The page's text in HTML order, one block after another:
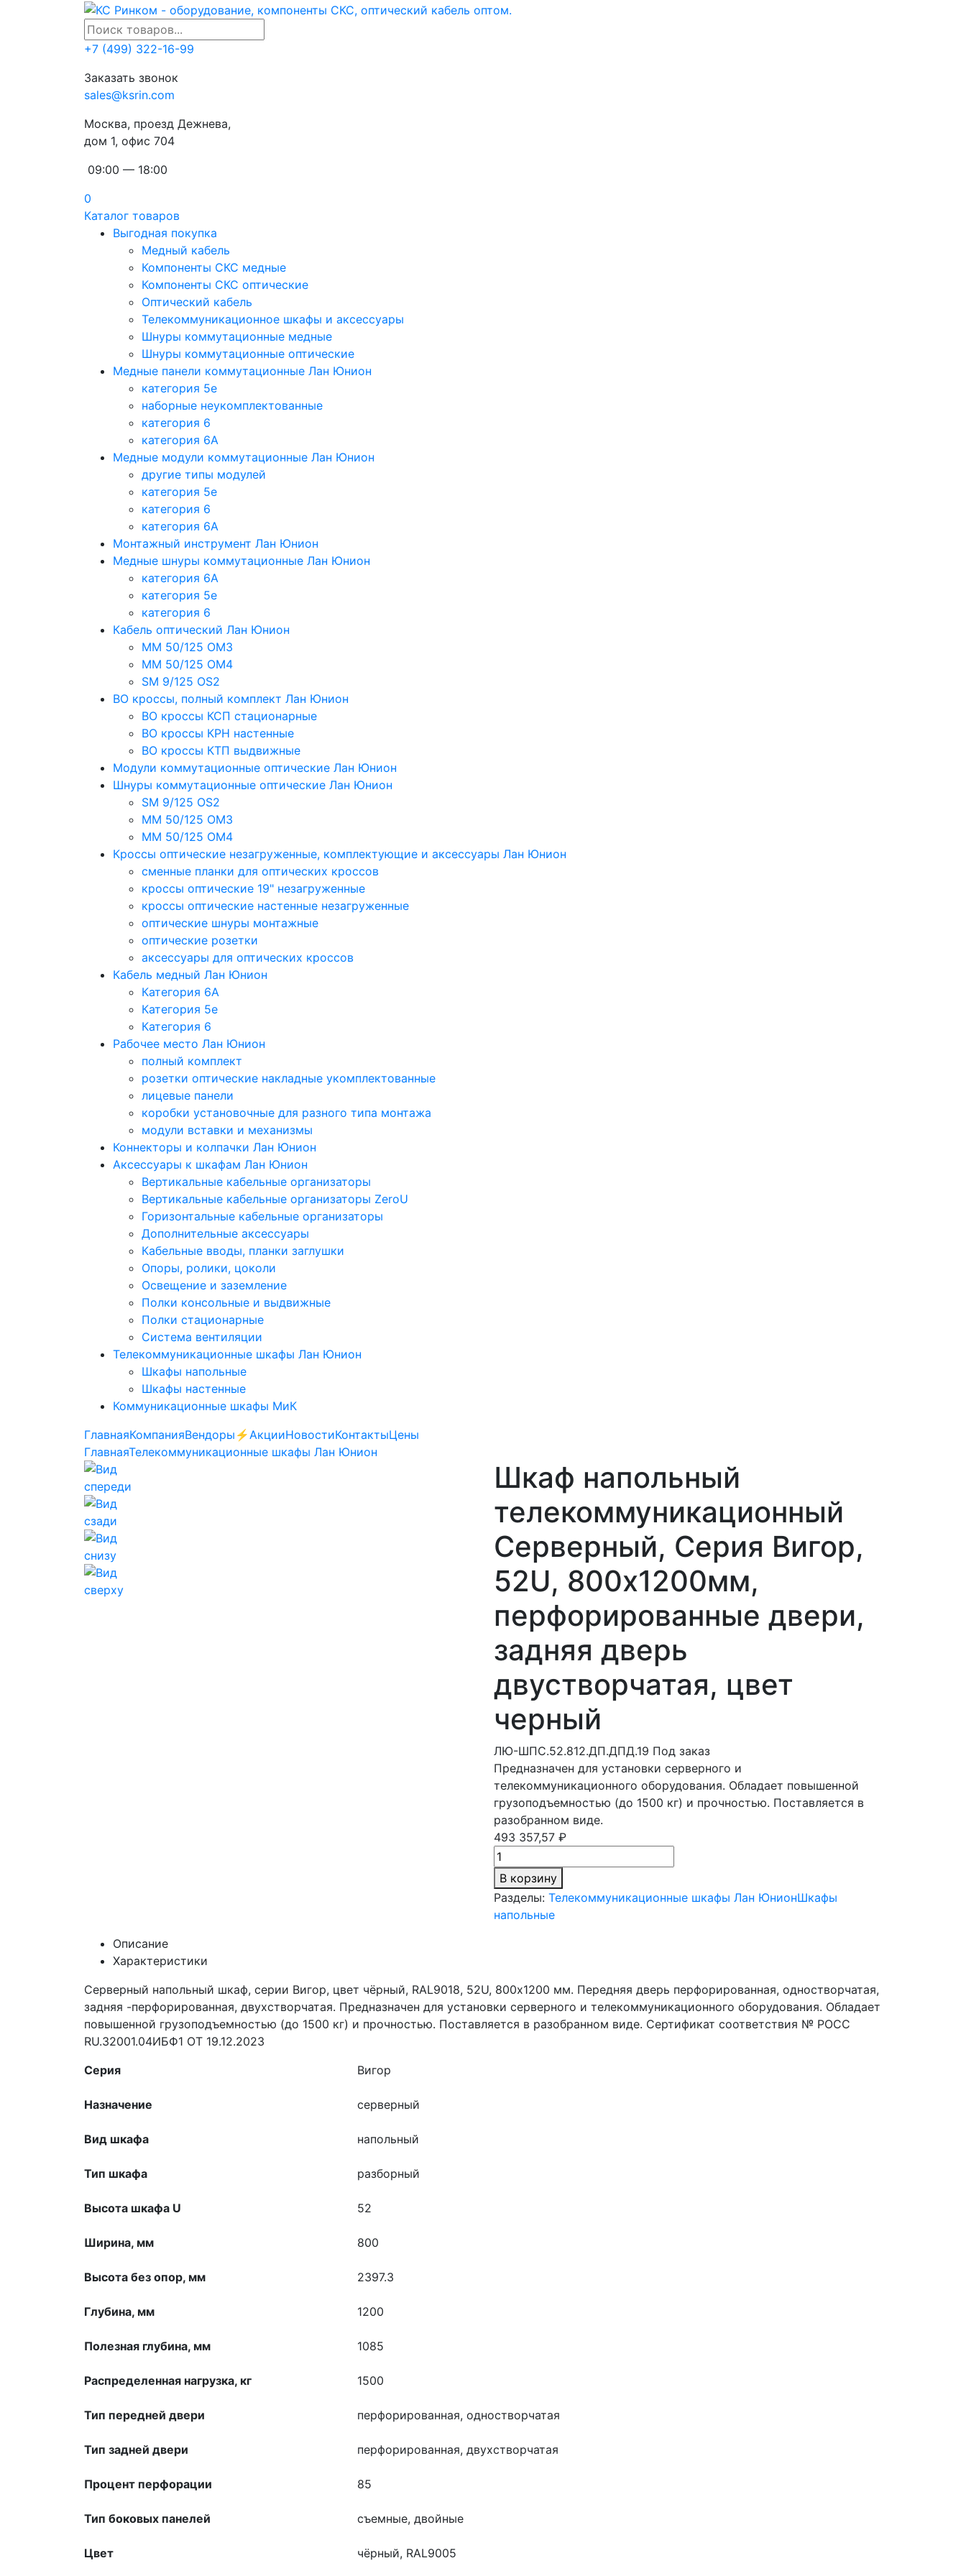
+7 (499) 322-16-99
Заказать звонок
sales@ksrin.com
Москва, проезд Дежнева,
дом 1, офис 704
09:00 — 18:00
0
Каталог товаров
Выгодная покупка
Медный кабель
Компоненты СКС медные
Компоненты СКС оптические
Оптический кабель
Телекоммуникационное шкафы и аксессуары
Шнуры коммутационные медные
Шнуры коммутационные оптические
Медные панели коммутационные Лан Юнион
категория 5e
наборные неукомплектованные
категория 6
категория 6A
Медные модули коммутационные Лан Юнион
другие типы модулей
категория 5е
категория 6
категория 6A
Монтажный инструмент Лан Юнион
Медные шнуры коммутационные Лан Юнион
категория 6A
категория 5e
категория 6
Кабель оптический Лан Юнион
MM 50/125 OM3
MM 50/125 OM4
SM 9/125 OS2
ВО кроссы, полный комплект Лан Юнион
ВО кроссы КСП стационарные
ВО кроссы КРН настенные
ВО кроссы КТП выдвижные
Модули коммутационные оптические Лан Юнион
Шнуры коммутационные оптические Лан Юнион
SM 9/125 OS2
MM 50/125 OM3
MM 50/125 OM4
Кроссы оптические незагруженные, комплектующие и аксессуары Лан Юнион
сменные планки для оптических кроссов
кроссы оптические 19" незагруженные
кроссы оптические настенные незагруженные
оптические шнуры монтажные
оптические розетки
аксессуары для оптических кроссов
Кабель медный Лан Юнион
Категория 6A
Категория 5e
Категория 6
Рабочее место Лан Юнион
полный комплект
розетки оптические накладные укомплектованные
лицевые панели
коробки установочные для разного типа монтажа
модули вставки и механизмы
Коннекторы и колпачки Лан Юнион
Аксессуары к шкафам Лан Юнион
Вертикальные кабельные организаторы
Вертикальные кабельные организаторы ZeroU
Горизонтальные кабельные организаторы
Дополнительные аксессуары
Кабельные вводы, планки заглушки
Опоры, ролики, цоколи
Освещение и заземление
Полки консольные и выдвижные
Полки стационарные
Система вентиляции
Телекоммуникационные шкафы Лан Юнион
Шкафы напольные
Шкафы настенные
Коммуникационные шкафы МиК
ГлавнаяКомпанияВендоры ⚡️АкцииНовостиКонтактыЦены
ГлавнаяТелекоммуникационные шкафы Лан Юнион
Шкаф напольный
телекоммуникационный
Серверный, Серия Вигор,
52U, 800х1200мм,
перфорированные двери,
задняя дверь
двустворчатая, цвет
черный
ЛЮ-ШПС.52.812.ДП.ДПД.19 Под заказ
Предназначен для установки серверного и
телекоммуникационного оборудования. Обладает повышенной
грузоподъемностью (до 1500 кг) и прочностью. Поставляется в
разобранном виде.
493 357,57 ₽
В корзину
Разделы: Телекоммуникационные шкафы Лан ЮнионШкафы
напольные
Описание
Характеристики
Серверный напольный шкаф, серии Вигор, цвет чёрный, RAL9018, 52U, 800х1200 мм. Передняя дверь перфорированная, одностворчатая,
задняя -перфорированная, двухстворчатая. Предназначен для установки серверного и телекоммуникационного оборудования. Обладает
повышенной грузоподъемностью (до 1500 кг) и прочностью. Поставляется в разобранном виде. Сертификат соответствия № РОСС
RU.32001.04ИБФ1 ОТ 19.12.2023
Серия
Вигор
Назначение серверный
Вид шкафа напольный
Тип шкафа разборный
Высота шкафа U 52
Ширина, мм 800
Высота без опор, мм 2397.3
Глубина, мм 1200
Полезная глубина, мм 1085
Распределенная нагрузка, кг 1500
Тип передней двери перфорированная, одностворчатая
Тип задней двери перфорированная, двухстворчатая
Процент перфорации 85
Тип боковых панелей съемные, двойные
Цвет чёрный, RAL9005